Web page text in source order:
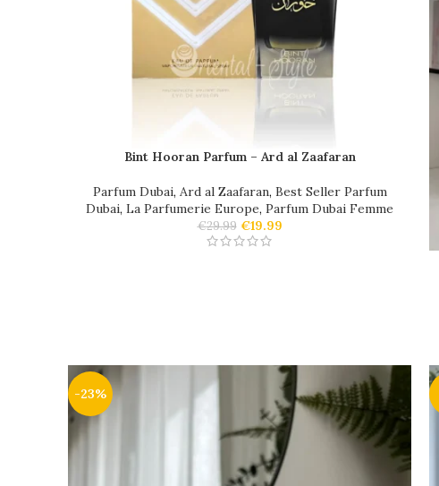
Bint Hooran Parfum – Ard al Zaafaran
Parfum Dubai, Ard al Zaafaran, Best Seller Parfum
Dubai, La Parfumerie Europe, Parfum Dubai Femme
€29.99 €19.99
-23%